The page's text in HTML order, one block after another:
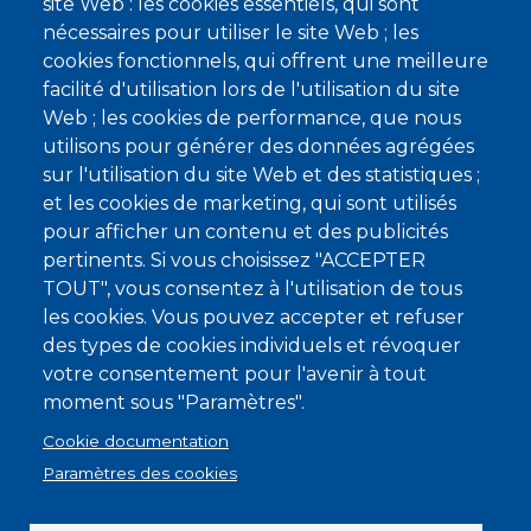
nécessaires pour utiliser le site Web ; les
cookies fonctionnels, qui offrent une meilleure
facilité d'utilisation lors de l'utilisation du site
Web ; les cookies de performance, que nous
utilisons pour générer des données agrégées
sur l'utilisation du site Web et des statistiques ;
et les cookies de marketing, qui sont utilisés
pour afficher un contenu et des publicités
pertinents. Si vous choisissez "ACCEPTER
TOUT", vous consentez à l'utilisation de tous
les cookies. Vous pouvez accepter et refuser
des types de cookies individuels et révoquer
votre consentement pour l'avenir à tout
moment sous "Paramètres".
Cookie documentation
Paramètres des cookies
RÈGLES DE VIE
PLAN DU SITE
© Copyright 2022